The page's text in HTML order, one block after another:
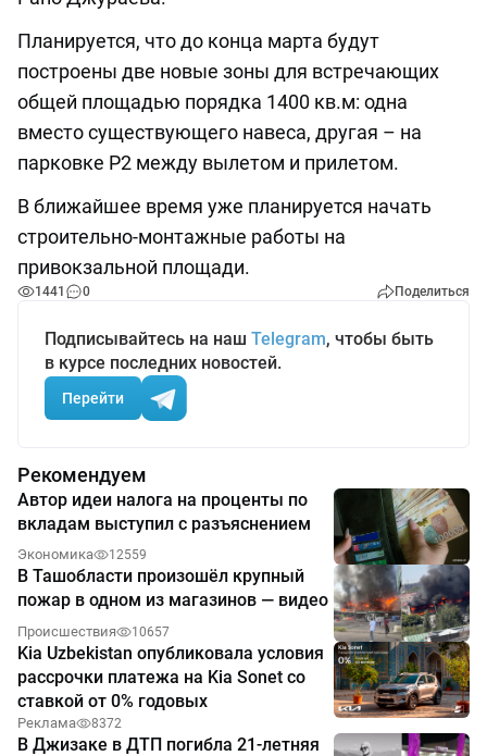
Планируется, что до конца марта будут
построены две новые зоны для встречающих
общей площадью порядка 1400 кв.м: одна
вместо существующего навеса, другая – на
парковке Р2 между вылетом и прилетом.
В ближайшее время уже планируется начать
строительно-монтажные работы на
привокзальной площади.
1441 0 Поделиться
Подписывайтесь на наш Telegram, чтобы быть
в курсе последних новостей.
Перейти
Рекомендуем
Автор идеи налога на проценты по
вкладам выступил с разъяснением
Экономика 12559
В Ташобласти произошёл крупный
пожар в одном из магазинов — видео
Происшествия 10657
Kia Uzbekistan опубликовала условия
рассрочки платежа на Kia Sonet со
ставкой от 0% годовых
Реклама 8372
В Джизаке в ДТП погибла 21-летняя